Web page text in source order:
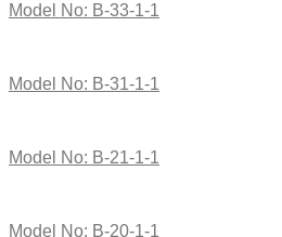
Model No: B-33-1-1
Model No: B-31-1-1
Model No: B-21-1-1
Model No: B-20-1-1